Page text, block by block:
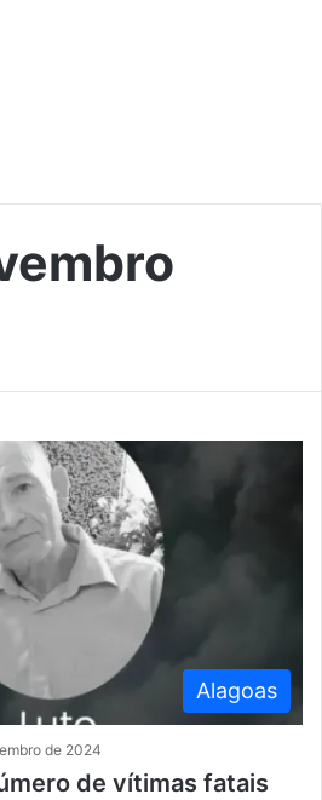
Alagoas
de 2024
de vítimas fatais